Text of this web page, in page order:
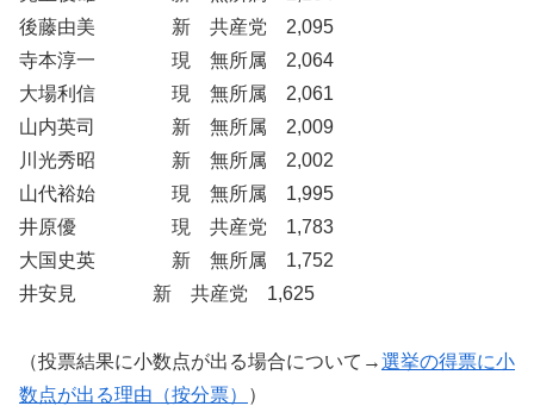
後藤由美 新 共産党 2,095
寺本淳一 現 無所属 2,064
大場利信 現 無所属 2,061
山内英司 新 無所属 2,009
川光秀昭 新 無所属 2,002
山代裕始 現 無所属 1,995
井原優 現 共産党 1,783
大国史英 新 無所属 1,752
井安見 新 共産党 1,625
（投票結果に小数点が出る場合について→選挙の得票に小
数点が出る理由（按分票）
）